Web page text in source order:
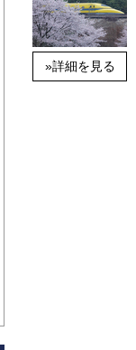
»詳細を見る